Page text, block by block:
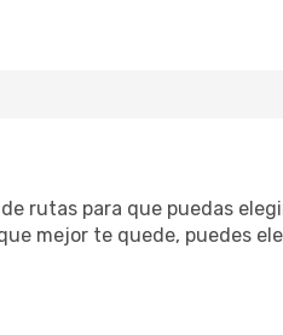
rutas para que puedas
mejor te quede, puedes